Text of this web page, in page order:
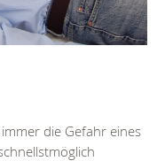
die Gefahr eines